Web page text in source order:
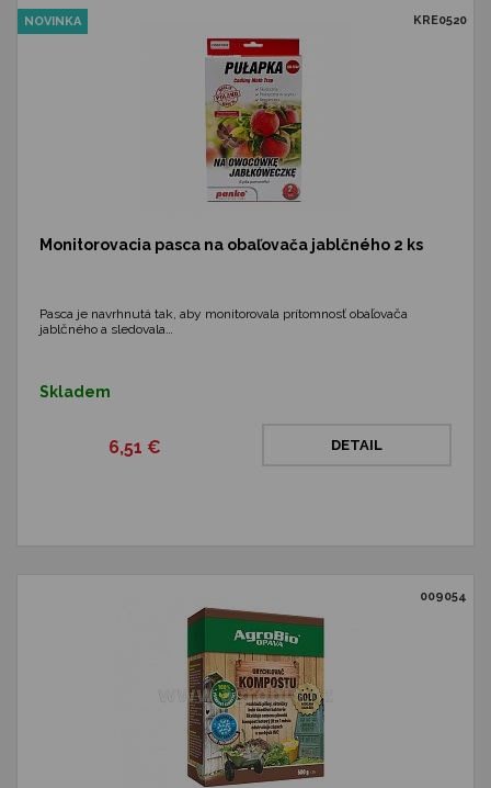
KRE0520
NOVINKA
Monitorovacia pasca na obaľovača jablčného 2 ks
Pasca je navrhnutá tak, aby monitorovala prítomnosť obaľovača
jablčného a sledovala…
Skladem
6,51 € DETAIL
009054